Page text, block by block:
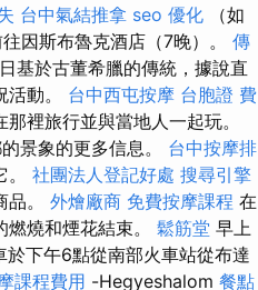
台中氣結推拿 seo 優化 （如
因斯布魯克酒店（7晚）。 傳
基於古董希臘的傳統，據說直
動。 台中西屯按摩 台胞證 費
裡旅行並與當地人一起玩。
景象的更多信息。 台中按摩排
社團法人登記好處 搜尋引擎
。 外燴廠商 免費按摩課程 在
燒和煙花結束。 鬆筋堂 早上
於下午6點從南部火車站從布達
課程費用 -Hegyeshalom 餐點